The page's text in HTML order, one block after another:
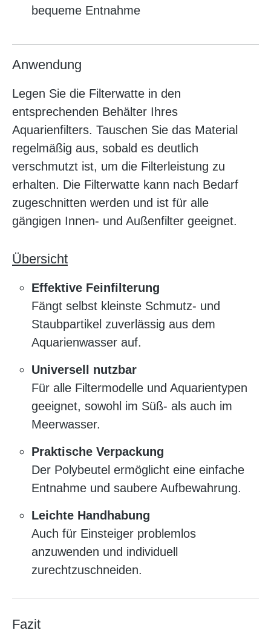
bequeme Entnahme
Anwendung
Legen Sie die Filterwatte in den
entsprechenden Behälter Ihres
Aquarienfilters. Tauschen Sie das Material
regelmäßig aus, sobald es deutlich
verschmutzt ist, um die Filterleistung zu
erhalten. Die Filterwatte kann nach Bedarf
zugeschnitten werden und ist für alle
gängigen Innen- und Außenfilter geeignet.
Übersicht
Effektive Feinfilterung
Fängt selbst kleinste Schmutz- und
Staubpartikel zuverlässig aus dem
Aquarienwasser auf.
Universell nutzbar
Für alle Filtermodelle und Aquarientypen
geeignet, sowohl im Süß- als auch im
Meerwasser.
Praktische Verpackung
Der Polybeutel ermöglicht eine einfache
Entnahme und saubere Aufbewahrung.
Leichte Handhabung
Auch für Einsteiger problemlos
anzuwenden und individuell
zurechtzuschneiden.
Fazit